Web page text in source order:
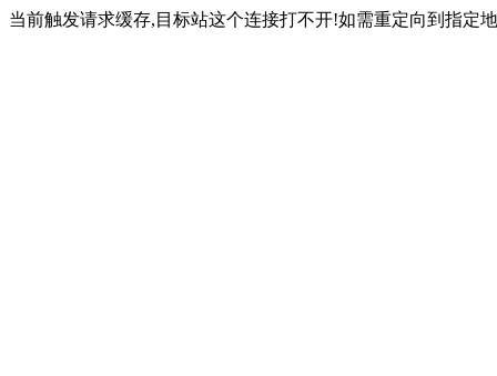
当前触发请求缓存,目标站这个连接打不开!如需重定向到指定